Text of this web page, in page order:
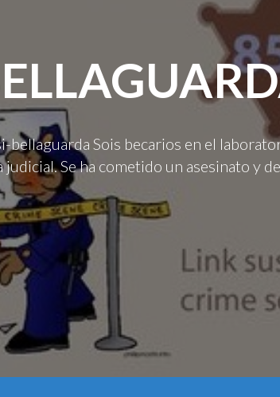
Sois becarios en el
Se ha cometido un asesinato y
13.1: La duplicación del ADN
molecular y biotecnología Apartado a
15.3: El sistema inmunitario y